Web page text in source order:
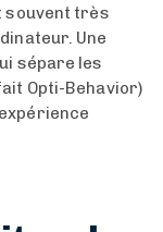
souvent très
Une
sépare les
Opti-Behavior)